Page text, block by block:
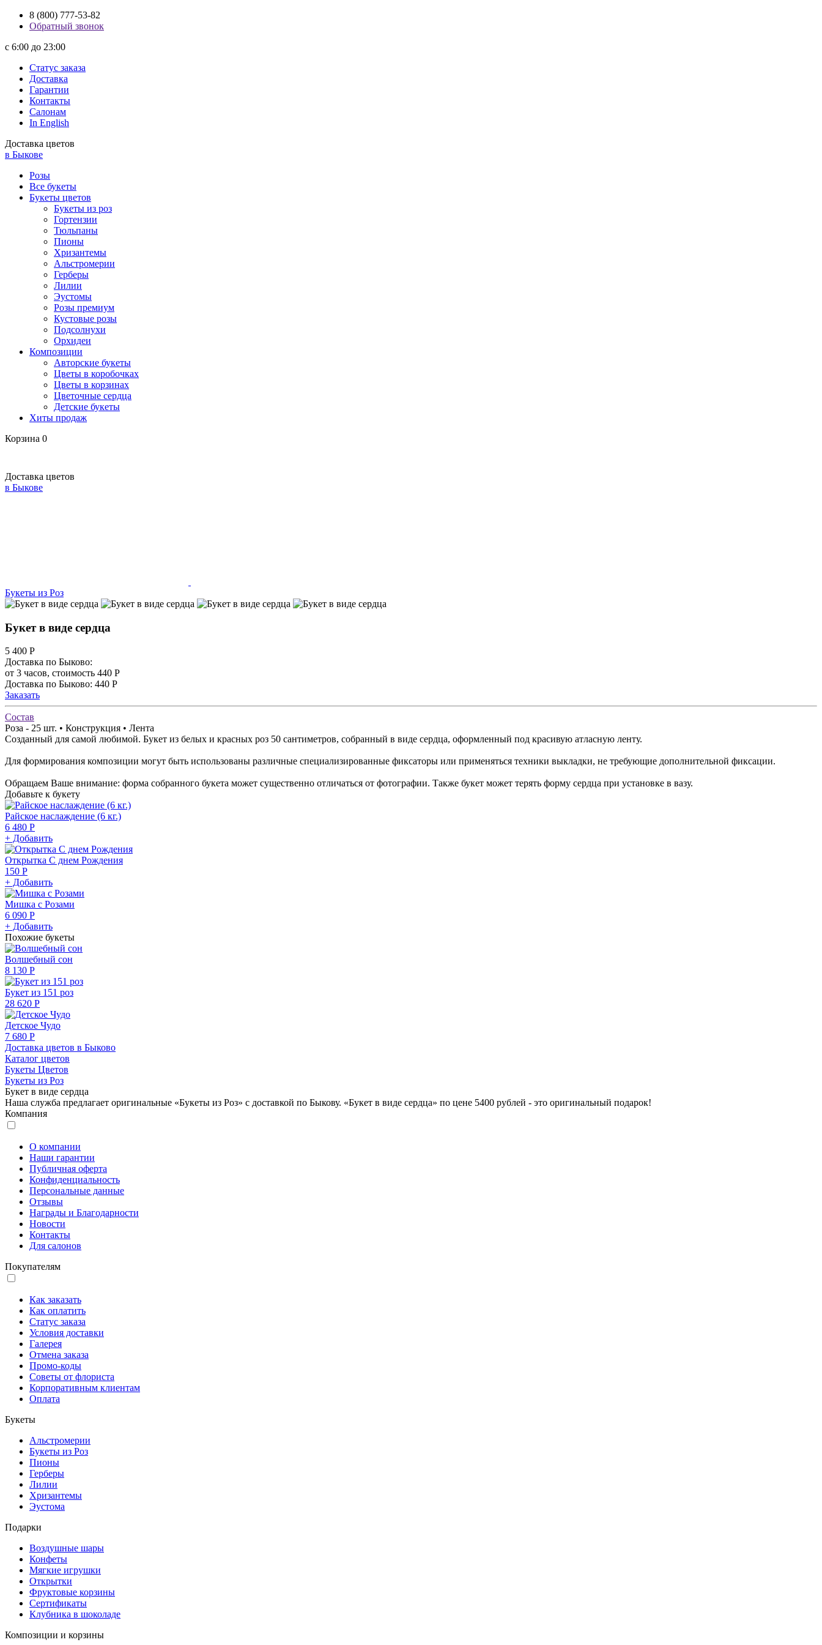
8 (800) 777-53-82
Обратный звонок
с 6:00 до 23:00
Статус заказа
Доставка
Гарантии
Контакты
Салонам
In English
Доставка цветов
в Быкове
Розы
Все букеты
Букеты цветов
Букеты из роз
Гортензии
Тюльпаны
Пионы
Хризантемы
Альстромерии
Герберы
Лилии
Эустомы
Розы премиум
Кустовые розы
Подсолнухи
Орхидеи
Композиции
Авторские букеты
Цветы в коробочках
Цветы в корзинах
Цветочные сердца
Детские букеты
Хиты продаж
Корзина 0
Доставка цветов
в Быкове
Букеты из Роз
Букет в виде сердца
5 400 Р
Доставка по Быково:
от 3 часов, стоимость 440 Р
Доставка по Быково: 440 Р
Заказать
Состав
Роза - 25 шт. • Конструкция • Лента
Созданный для самой любимой. Букет из белых и красных роз 50 сантиметров, собранный в виде сердца, оформленный под красивую атласную ленту.
Для формирования композиции могут быть использованы различные специализированные фиксаторы или применяться техники выкладки, не требующие дополнительной фиксации.
Обращаем Ваше внимание: форма собранного букета может существенно отличаться от фотографии. Также букет может терять форму сердца при установке в вазу.
Добавьте к букету
Райское наслаждение (6 кг.)
6 480 Р
+ Добавить
Открытка С днем Рождения
150 Р
+ Добавить
Мишка с Розами
6 090 Р
+ Добавить
Похожие букеты
Волшебный сон
8 130 Р
Букет из 151 роз
28 620 Р
Детское Чудо
7 680 Р
Доставка цветов в Быково
Каталог цветов
Букеты Цветов
Букеты из Роз
Букет в виде сердца
Наша служба предлагает оригинальные «Букеты из Роз» с доставкой по Быкову. «Букет в виде сердца» по цене 5400 рублей - это оригинальный подарок!
Компания
О компании
Наши гарантии
Публичная оферта
Конфиденциальность
Персональные данные
Отзывы
Награды и Благодарности
Новости
Контакты
Для салонов
Покупателям
Как заказать
Как оплатить
Статус заказа
Условия доставки
Галерея
Отмена заказа
Промо-коды
Советы от флориста
Корпоративным клиентам
Оплата
Букеты
Альстромерии
Букеты из Роз
Пионы
Герберы
Лилии
Хризантемы
Эустома
Подарки
Воздушные шары
Конфеты
Мягкие игрушки
Открытки
Фруктовые корзины
Сертификаты
Клубника в шоколаде
Композиции и корзины